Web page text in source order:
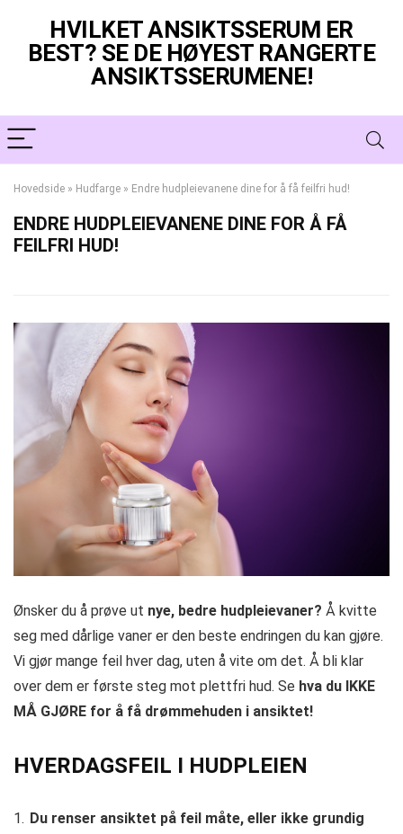
HVILKET ANSIKTSSERUM ER
BEST? SE DE HØYEST RANGERTE
ANSIKTSSERUMENE!
Hovedside » Hudfarge » Endre hudpleievanene dine for å få feilfri hud!
ENDRE HUDPLEIEVANENE DINE FOR Å FÅ
FEILFRI HUD!
Ønsker du å prøve ut nye, bedre hudpleievaner? Å kvitte
seg med dårlige vaner er den beste endringen du kan gjøre.
Vi gjør mange feil hver dag, uten å vite om det. Å bli klar
over dem er første steg mot plettfri hud. Se hva du IKKE
MÅ GJØRE for å få drømmehuden i ansiktet!
HVERDAGSFEIL I HUDPLEIEN
Du renser ansiktet på feil måte, eller ikke grundig